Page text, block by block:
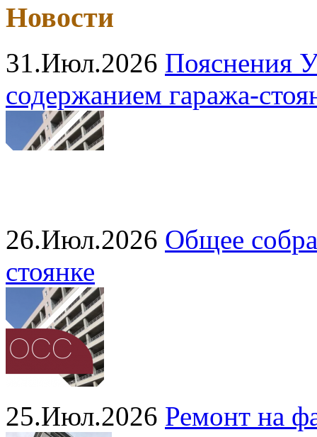
Новости
31.Июл.2026 Пояснения
содержанием
26.Июл.2026 Общее
стоянке
25.Июл.2026 Ремонт на